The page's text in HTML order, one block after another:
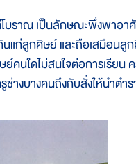
ราณ เป็นลักษณะพึ่งพาอา
แก่ลูกศิษย์ และถือเสมือนลู
นใดไม่สนใจต่อการเรียน
างบางคนถึงกับสั่งให้นำตำร